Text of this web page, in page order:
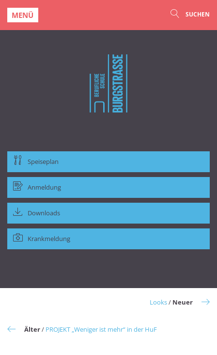
MENÜ SUCHEN
Speiseplan
Anmeldung
Downloads
Krankmeldung
Looks/ Neuer
Älter/ PROJEKT „Weniger ist mehr“ in der HuF